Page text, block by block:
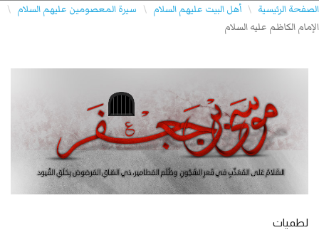
الصفحة الرئيسية \ أهل البيت عليهم السلام \ سيرة المعصومين عليهم السلام \
الإمام الكاظم عليه السلام
لطميات